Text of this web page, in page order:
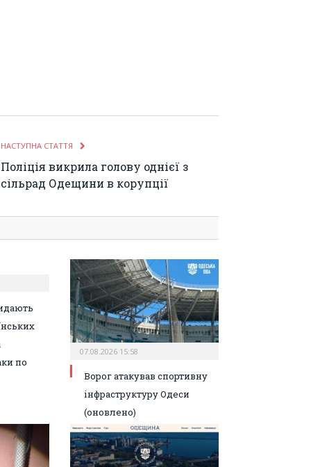
НАСТУПНА СТАТТЯ
Поліція викрила голову однієї з
сільрад Одещини в корупції
по
07.08.2026 15:58
Ворог атакував спортивну
інфраструктуру Одеси
(оновлено)